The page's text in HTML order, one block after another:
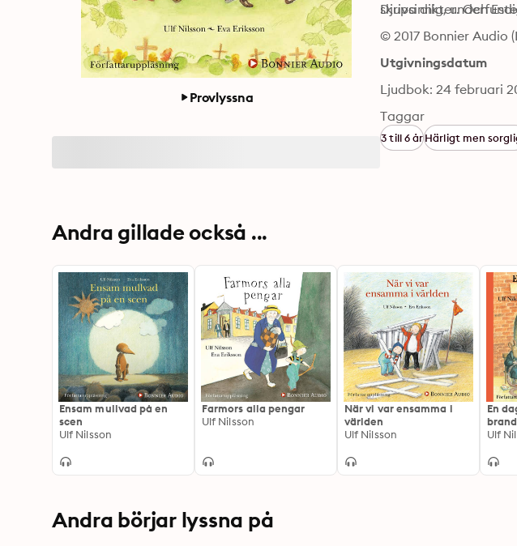
Provlyssna
skriva dikter. Och
Djupsinnig,
© 2017 Bonnier Audio
Utgivningsdatum
Ljudbok: 24 februari
Taggar
3 till 6 årHärligt men
Andra gillade också ...
Ensam mullvad på en
scen
Ulf Nilsson
Farmors alla pengar
Ulf Nilsson
När vi var ensamma i
världen
Ulf Nilsson
En
Ulf
Andra börjar lyssna på